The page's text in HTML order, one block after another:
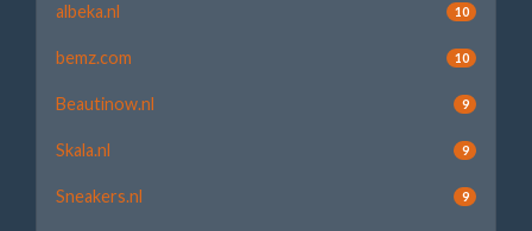
albeka.nl 10
bemz.com 10
Beautinow.nl 9
Skala.nl 9
Sneakers.nl 9